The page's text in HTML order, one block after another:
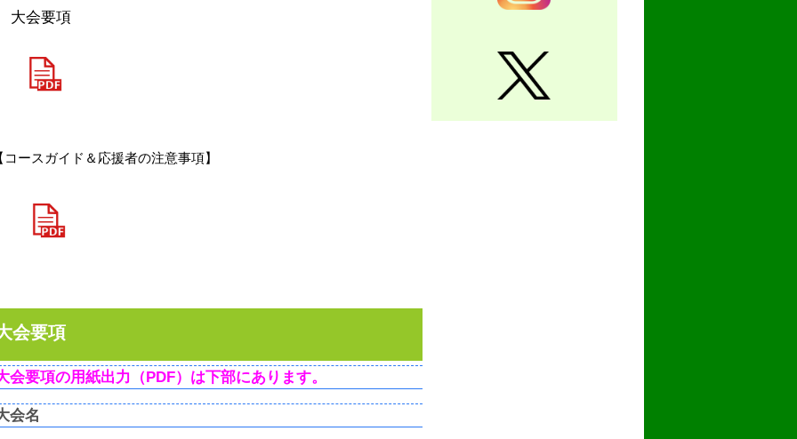
大会要項
コースガイド＆応援者の注意事項】
会要項
会要項の用紙出力（PDF）は下部にあります。
会名